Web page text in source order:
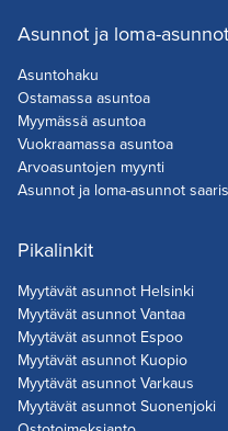
Asunnot ja loma-asunnot
Asuntohaku
Ostamassa asuntoa
Myymässä asuntoa
Vuokraamassa asuntoa
Arvoasuntojen myynti
Asunnot ja loma-asunnot
Pikalinkit
Myytävät asunnot Helsinki
Myytävät asunnot Vantaa
Myytävät asunnot Espoo
Myytävät asunnot Kuopio
Myytävät asunnot Varkaus
Myytävät asunnot Suonenjoki